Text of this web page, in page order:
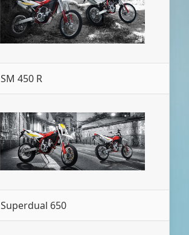
SM 450 R
Superdual 650